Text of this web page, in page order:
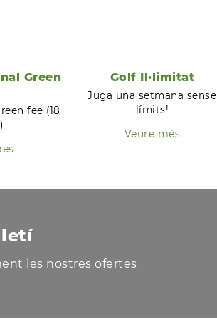
Green
fee (18
Golf Il·limitat
Juga una setmana sense
límits!
Veure més
les nostres ofertes